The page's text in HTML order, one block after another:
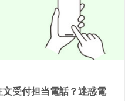
受付担当電話？迷惑電